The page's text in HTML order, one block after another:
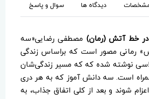
دیدگاه ها سوال و پاسخ
خط آتش (رمان) مصطفی رضایی«سه
رمانی مصور است که براساس زندگی
نوشته شده که که مسیر زندگی‌شان
است. سه دانش آموز که به هر دری
شوند و بعد از کلی اتفاق جذاب، به